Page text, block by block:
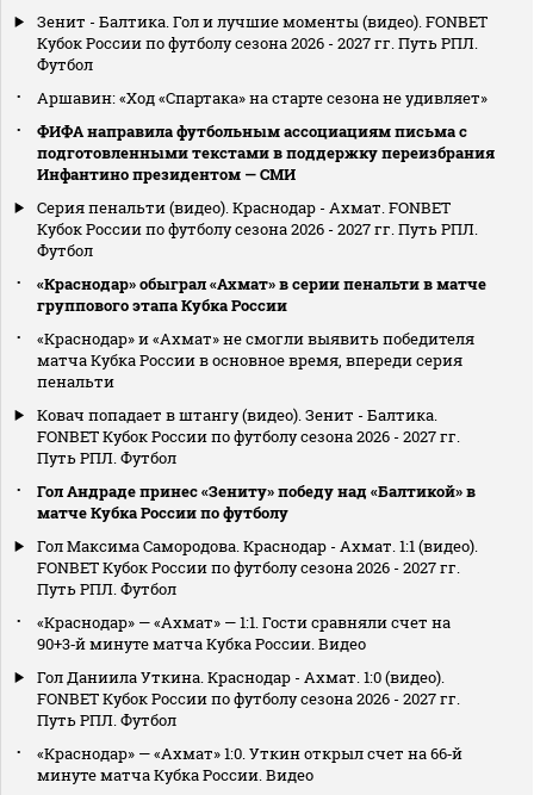
Зенит - Балтика. Гол и лучшие моменты (видео). FONBET
Кубок России по футболу сезона 2026 - 2027 гг. Путь РПЛ.
Футбол
Аршавин: «Ход «Спартака» на старте сезона не удивляет»
ФИФА направила футбольным ассоциациям письма с
подготовленными текстами в поддержку переизбрания
Инфантино президентом — СМИ
Серия пенальти (видео). Краснодар - Ахмат. FONBET
Кубок России по футболу сезона 2026 - 2027 гг. Путь РПЛ.
Футбол
«Краснодар» обыграл «Ахмат» в серии пенальти в матче
группового этапа Кубка России
«Краснодар» и «Ахмат» не смогли выявить победителя
матча Кубка России в основное время, впереди серия
пенальти
Ковач попадает в штангу (видео). Зенит - Балтика.
FONBET Кубок России по футболу сезона 2026 - 2027 гг.
Путь РПЛ. Футбол
Гол Андраде принес «Зениту» победу над «Балтикой» в
матче Кубка России по футболу
Гол Максима Самородова. Краснодар - Ахмат. 1:1 (видео).
FONBET Кубок России по футболу сезона 2026 - 2027 гг.
Путь РПЛ. Футбол
«Краснодар» — «Ахмат» — 1:1. Гости сравняли счет на
90+3‑й минуте матча Кубка России. Видео
Гол Даниила Уткина. Краснодар - Ахмат. 1:0 (видео).
FONBET Кубок России по футболу сезона 2026 - 2027 гг.
Путь РПЛ. Футбол
«Краснодар» — «Ахмат» 1:0. Уткин открыл счет на 66‑й
минуте матча Кубка России. Видео